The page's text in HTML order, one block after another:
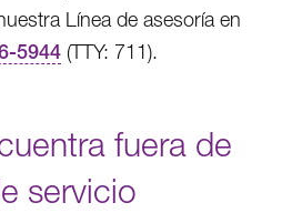
Línea de asesoría en
5944 (TTY: 711).
fuera de
servicio